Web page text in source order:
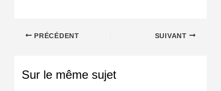
PRÉCÉDENT SUIVANT
Sur le même sujet